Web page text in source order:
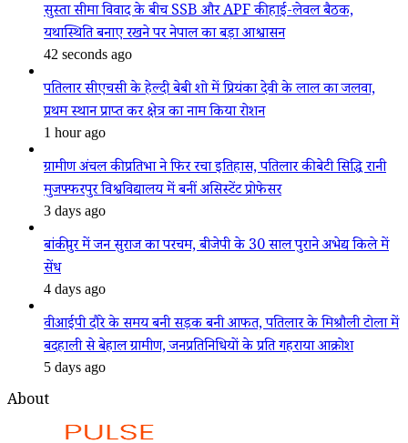
सुस्ता सीमा विवाद के बीच SSB और APF की हाई-लेवल बैठक,
यथास्थिति बनाए रखने पर नेपाल का बड़ा आश्वासन
42 seconds ago
पतिलार सीएचसी के हेल्दी बेबी शो में प्रियंका देवी के लाल का जलवा,
प्रथम स्थान प्राप्त कर क्षेत्र का नाम किया रोशन
1 hour ago
ग्रामीण अंचल की प्रतिभा ने फिर रचा इतिहास, पतिलार की बेटी सिद्धि रानी
मुजफ्फरपुर विश्वविद्यालय में बनीं असिस्टेंट प्रोफेसर
3 days ago
बांकीपुर में जन सुराज का परचम, बीजेपी के 30 साल पुराने अभेद्य किले में
सेंध
4 days ago
वीआईपी दौरे के समय बनी सड़क बनी आफत, पतिलार के मिश्रौली टोला में
बदहाली से बेहाल ग्रामीण, जनप्रतिनिधियों के प्रति गहराया आक्रोश
5 days ago
About